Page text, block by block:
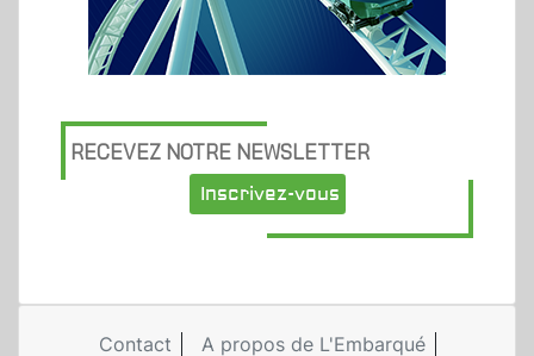
RECEVEZ NOTRE NEWSLETTER
Inscrivez-vous
Contact A propos de L'Embarqué